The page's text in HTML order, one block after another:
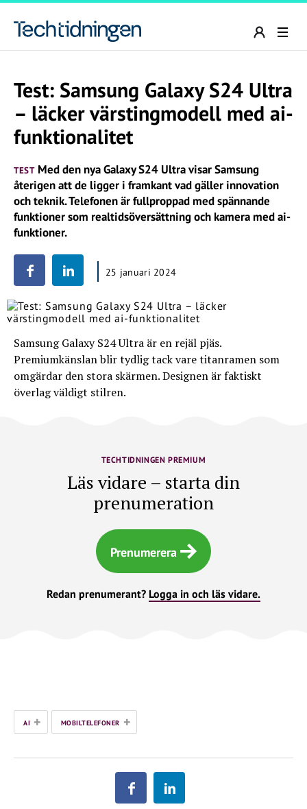
Test: Samsung Galaxy S24 Ultra
– läcker värstingmodell med ai-
funktionalitet
TESTMed den nya Galaxy S24 Ultra visar Samsung
återigen att de ligger i framkant vad gäller innovation
och teknik. Telefonen är fullproppad med spännande
funktioner som realtidsöversättning och kamera med ai-
funktioner.
25 januari 2024
Samsung Galaxy S24 Ultra är en rejäl pjäs.
Premiumkänslan blir tydlig tack vare titanramen som
omgärdar den stora skärmen. Designen är faktiskt
överlag väldigt stilren.
TECHTIDNINGEN PREMIUM
Läs vidare – starta din
prenumeration
Prenumerera
Redan prenumerant? Logga in och läs vidare.
AI + MOBILTELEFONER +